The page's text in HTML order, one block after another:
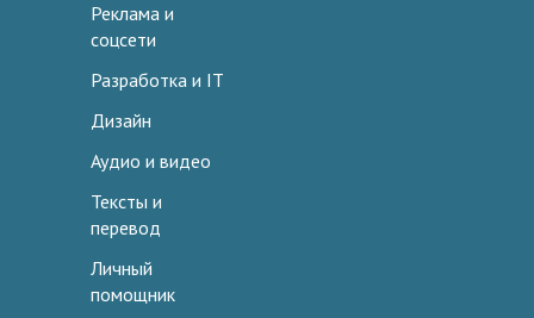
Реклама и
соцсети
Разработка и IT
Дизайн
Аудио и видео
Тексты и
перевод
Личный
помощник